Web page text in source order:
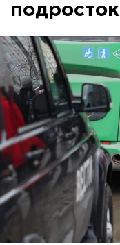
подросток